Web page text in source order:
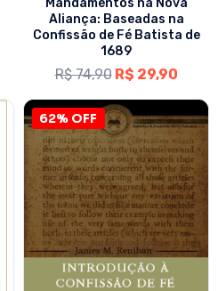
Aliança: Baseadas na
Confissão de Fé Batista de
1689
R$74,90 R$ 29,90
62% OFF